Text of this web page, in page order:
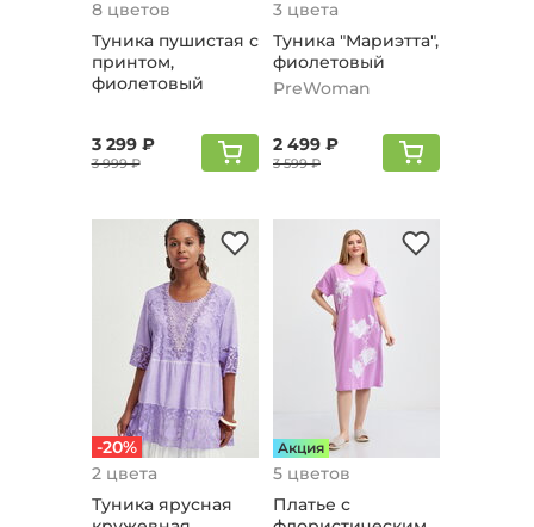
8 цветов
Туника пушистая с
принтом,
фиолетовый
3 299 ₽
3 999 ₽
3 цвета
Туника "Мариэтта",
фиолетовый
PreWoman
2 499 ₽
3 599 ₽
-20%
2 цвета
Туника ярусная
Aкция
5 цветов
Платье с